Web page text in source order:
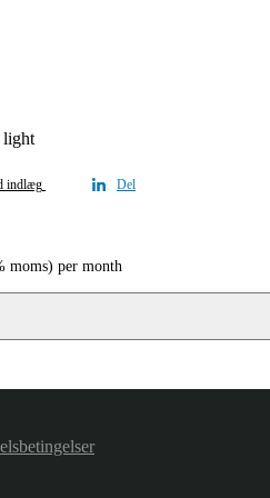
indlæg Del
moms) per month